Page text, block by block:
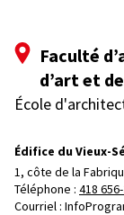
Faculté
d’art et
École
Édifice du Vieux-
1, côte de la
Téléphone : 418
Courriel :